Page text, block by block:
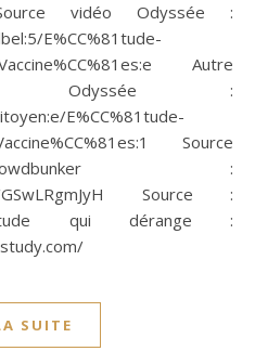
vidéo Odyssée :
E%CC%81tude-
Vaccine%CC%81es:e Autre
Odyssée :
E%CC%81tude-
Source
:
v/GSwLRgmJyH Source :
qui dérange :
SUITE